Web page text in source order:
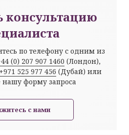
консультацию
по телефону с одним из
(0) 207 907 1460 (Лондон),
+971 525 977 456 (Дубай) или
нашу форму запроса
с нами